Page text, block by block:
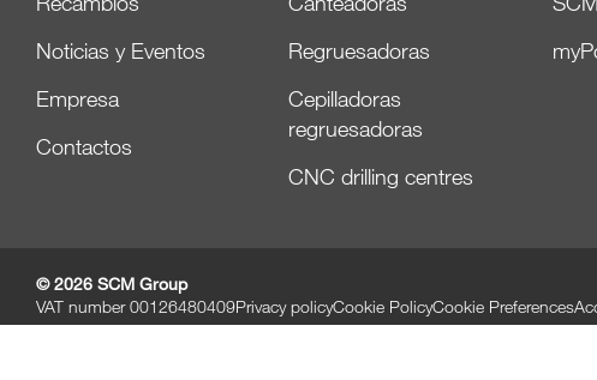
Noticias y Eventos
Empresa
Contactos
Regruesadoras
Cepilladoras
regruesadoras
CNC drilling centres
© 2026 SCM Group
VAT number 00126480409Privacy policyCookie PolicyCookie Preferences